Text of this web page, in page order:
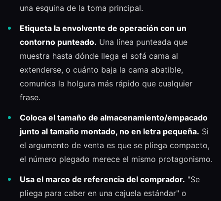
una esquina de la toma principal.
Etiqueta la envolvente de operación con un
contorno punteado. Una línea punteada que
muestra hasta dónde llega el sofá cama al
extenderse, o cuánto baja la cama abatible,
comunica la holgura más rápido que cualquier
frase.
Coloca el tamaño de almacenamiento/empacado
junto al tamaño montado, no en letra pequeña. Si
el argumento de venta es que se pliega compacto,
el número plegado merece el mismo protagonismo.
Usa el marco de referencia del comprador. "Se
pliega para caber en una cajuela estándar" o